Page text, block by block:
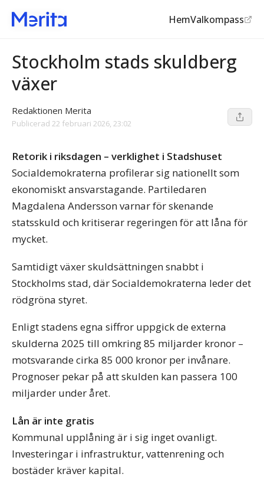
HemValkompass
Stockholm
Stockholm stads skuldberg
växer
Redaktionen Merita
Publicerad 22 februari 2026, 23:02
Retorik i riksdagen – verklighet i Stadshuset
Socialdemokraterna profilerar sig nationellt som
ekonomiskt ansvarstagande. Partiledaren
Magdalena Andersson varnar för skenande
statsskuld och kritiserar regeringen för att låna för
mycket.
Samtidigt växer skuldsättningen snabbt i
Stockholms stad, där Socialdemokraterna leder det
rödgröna styret.
Enligt stadens egna siffror uppgick de externa
skulderna 2025 till omkring 85 miljarder kronor –
motsvarande cirka 85 000 kronor per invånare.
Prognoser pekar på att skulden kan passera 100
miljarder under året.
Lån är inte gratis
Kommunal upplåning är i sig inget ovanligt.
Investeringar i infrastruktur, vattenrening och
bostäder kräver kapital.